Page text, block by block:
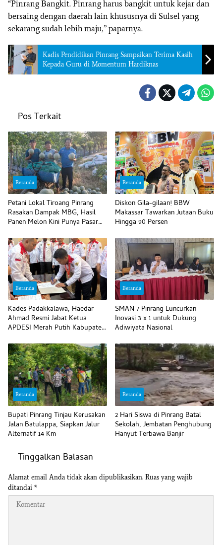
“Pinrang Bangkit. Pinrang harus bangkit untuk kejar dan
bersaing dengan daerah lain khususnya di Sulsel yang
sekarang sudah lebih maju,” paparnya.
Kadis Pendidikan Pinrang Sampaikan Terima Kasih
Kepada Guru di Momentum Hardiknas
Pos Terkait
Beranda
Petani Lokal Tiroang Pinrang
Rasakan Dampak MBG, Hasil
Panen Melon Kini Punya Pasar
Beranda
Diskon Gila-gilaan! BBW
Makassar Tawarkan Jutaan Buku
Hingga 90 Persen
Beranda
Kades Padakkalawa, Haedar
Ahmad Resmi Jabat Ketua
APDESI Merah Putih Kabupaten
Beranda
SMAN 7 Pinrang Luncurkan
Inovasi 3 x 1 untuk Dukung
Adiwiyata Nasional
Beranda
Bupati Pinrang Tinjau Kerusakan
Jalan Batulappa, Siapkan Jalur
Alternatif 14 Km
Beranda
2 Hari Siswa di Pinrang Batal
Sekolah, Jembatan Penghubung
Hanyut Terbawa Banjir
Tinggalkan Balasan
Alamat email Anda tidak akan dipublikasikan. Ruas yang wajib
ditandai *